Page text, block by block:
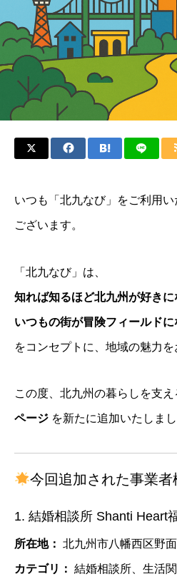
いつも「北九なび」をご利用
ございます。
「北九なび」は、
知れば知るほど北九州が好きに
いつもの街が冒険フィールドに
をコンセプトに、地域の魅力を
この度、北九州の暮らしを支え
ページ を新たに追加いたしまし
今回追加された事業者
1. 結婚相談所 Shanti Heart
所在地： 北九州市八幡西区野
カテゴリ： 結婚相談所、生活